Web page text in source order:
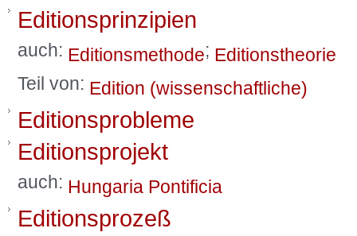
Editionsprinzipien
auch: Editionsmethode; Editionstheorie
Teil von: Edition (wissenschaftliche)
Editionsprobleme
Editionsprojekt
auch: Hungaria Pontificia
Editionsprozeß